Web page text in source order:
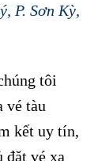
P. Sơn Kỳ,
tôi
vé tàu
kết uy tín,
đặt vé xa